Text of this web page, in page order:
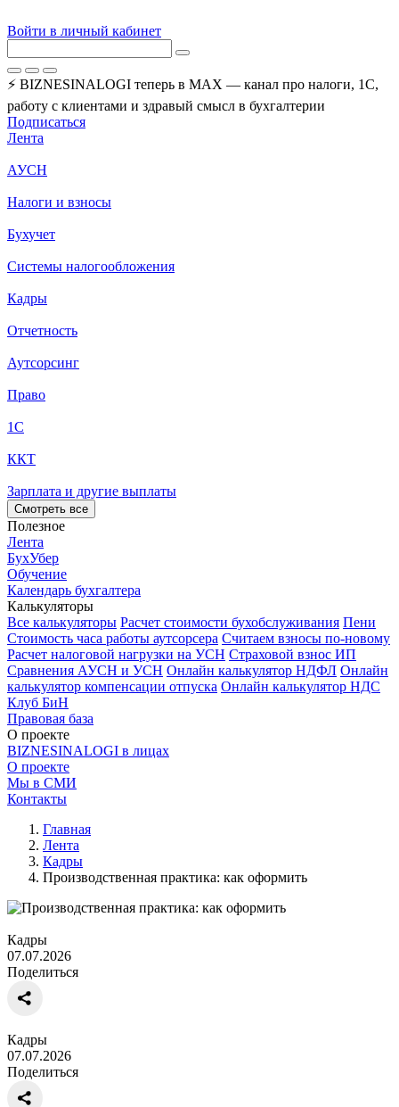
Войти в личный кабинет
⚡ BIZNESINALOGI теперь в MAX — канал про налоги, 1С,
работу с клиентами и здравый смысл в бухгалтерии
Подписаться
Лента
АУСН
Налоги и взносы
Бухучет
Системы налогообложения
Кадры
Отчетность
Аутсорсинг
Право
1С
ККТ
Зарплата и другие выплаты
Смотреть все
Полезное
Лента
БухУбер
Обучение
Календарь бухгалтера
Калькуляторы
Все калькуляторы Расчет стоимости бухобслуживания Пени
Стоимость часа работы аутсорсера Считаем взносы по-новому
Расчет налоговой нагрузки на УСН Страховой взнос ИП
Сравнения АУСН и УСН Онлайн калькулятор НДФЛ Онлайн
калькулятор компенсации отпуска Онлайн калькулятор НДС
Клуб БиН
Правовая база
О проекте
BIZNESINALOGI в лицах
О проекте
Мы в СМИ
Контакты
Главная
Лента
Кадры
Производственная практика: как оформить
Кадры
07.07.2026
Поделиться
Кадры
07.07.2026
Поделиться